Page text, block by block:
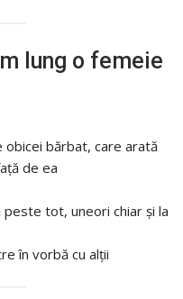
lung o femeie
bărbat, care arată
de ea
tot, uneori chiar și la
în vorbă cu alții